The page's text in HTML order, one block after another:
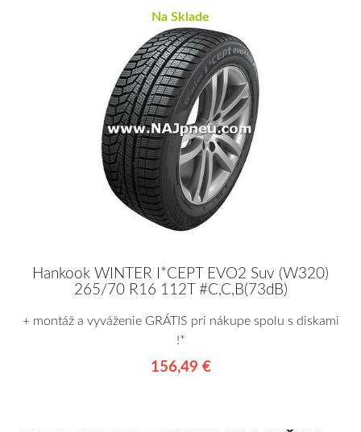
Na Sklade
Hankook WINTER I*CEPT EVO2 Suv (W320)
265/70 R16 112T #C,C,B(73dB)
+ montáž a vyváženie GRÁTIS pri nákupe spolu s diskami
!*
156,49 €